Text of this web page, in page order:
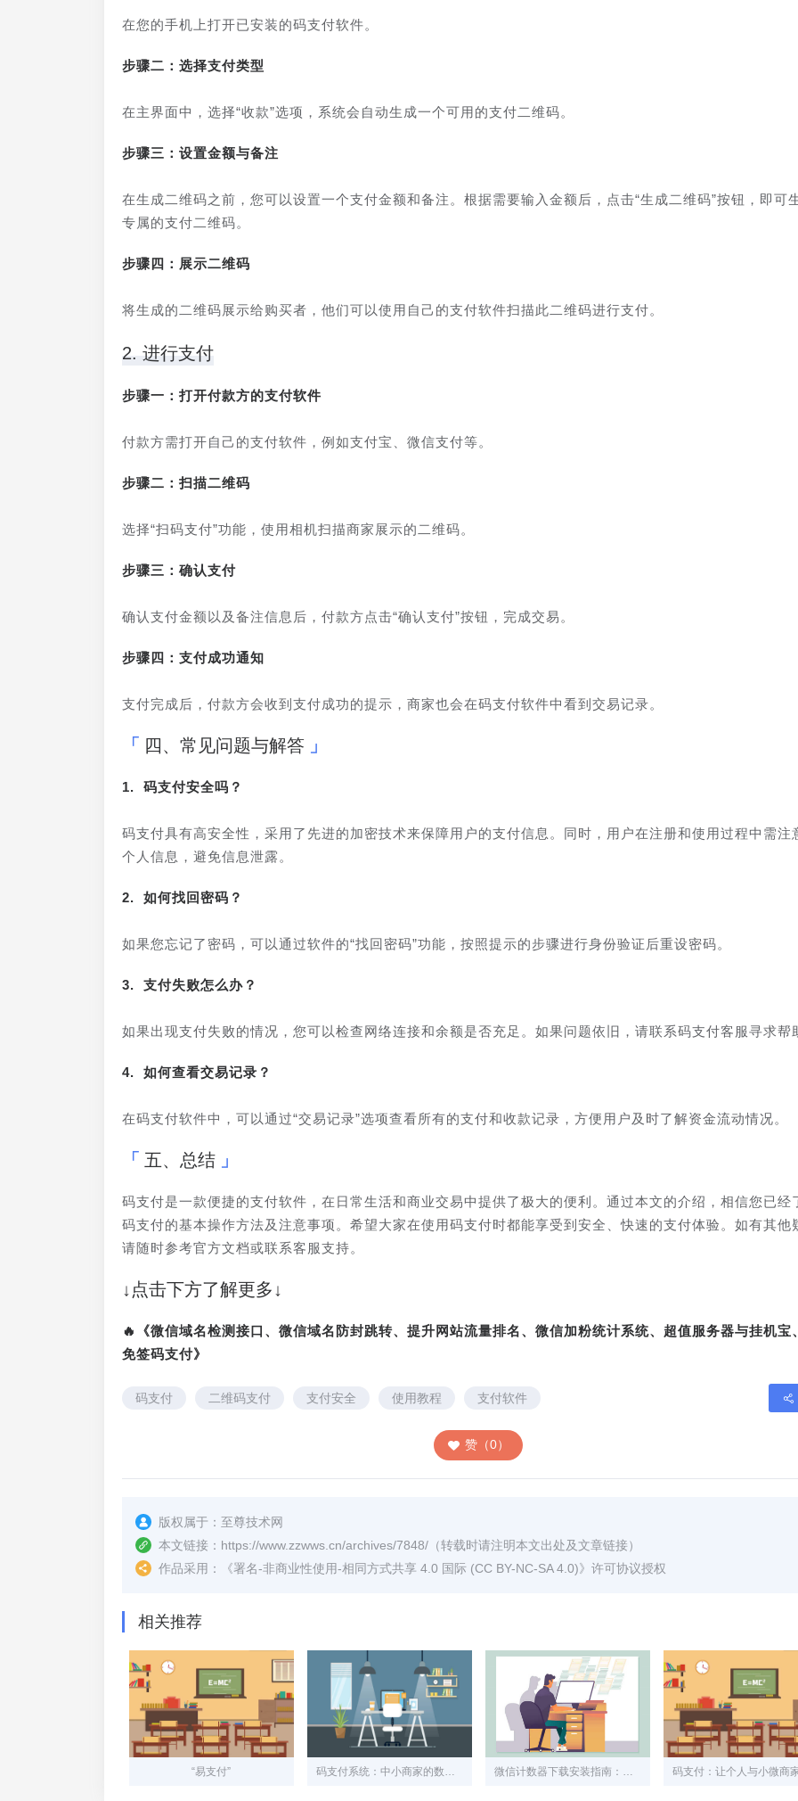
在您的手机上打开已安装的码支付软件。
步骤二：选择支付类型
在主界面中，选择“收款”选项，系统会自动生成一个可用的支付二维码。
步骤三：设置金额与备注
在生成二维码之前，您可以设置一个支付金额和备注。根据需要输入金额后，点击“生成二维码”按钮，即可
专属的支付二维码。
步骤四：展示二维码
将生成的二维码展示给购买者，他们可以使用自己的支付软件扫描此二维码进行支付。
2. 进行支付
步骤一：打开付款方的支付软件
付款方需打开自己的支付软件，例如支付宝、微信支付等。
步骤二：扫描二维码
选择“扫码支付”功能，使用相机扫描商家展示的二维码。
步骤三：确认支付
确认支付金额以及备注信息后，付款方点击“确认支付”按钮，完成交易。
步骤四：支付成功通知
支付完成后，付款方会收到支付成功的提示，商家也会在码支付软件中看到交易记录。
四、常见问题与解答
1. 码支付安全吗？
码支付具有高安全性，采用了先进的加密技术来保障用户的支付信息。同时，用户在注册和使用过程中需注
个人信息，避免信息泄露。
2. 如何找回密码？
如果您忘记了密码，可以通过软件的“找回密码”功能，按照提示的步骤进行身份验证后重设密码。
3. 支付失败怎么办？
如果出现支付失败的情况，您可以检查网络连接和余额是否充足。如果问题依旧，请联系码支付客服寻求帮
4. 如何查看交易记录？
在码支付软件中，可以通过“交易记录”选项查看所有的支付和收款记录，方便用户及时了解资金流动情况。
五、总结
码支付是一款便捷的支付软件，在日常生活和商业交易中提供了极大的便利。通过本文的介绍，相信您已经
码支付的基本操作方法及注意事项。希望大家在使用码支付时都能享受到安全、快速的支付体验。如有其他
请随时参考官方文档或联系客服支持。
↓点击下方了解更多↓
🔥《微信域名检测接口、微信域名防封跳转、提升网站流量排名、微信加粉统计系统、超值服务器与挂机宝
免签码支付》
码支付 二维码支付 支付安全 使用教程 支付软件
赞（0）
版权属于： 至尊技术网
本文链接： https://www.zzwws.cn/archives/7848/ （转载时请注明本文出处及文章链接）
作品采用：
《署名-非商业性使用-相同方式共享 4.0 国际 (CC BY-NC-SA 4.0)》许可协议授权
相关推荐
“易支付” 码支付系统：中小商家的数字化收款利器与实战指南 微信计数器下载安装指南：苹果手机用户的深度应用解析